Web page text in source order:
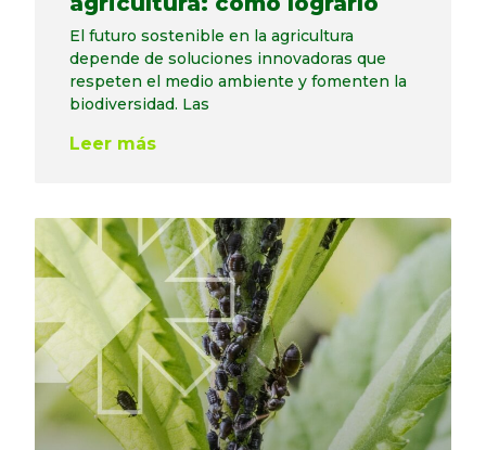
El futuro sostenible en la agricultura
depende de soluciones innovadoras que
respeten el medio ambiente y fomenten la
biodiversidad. Las
Leer más